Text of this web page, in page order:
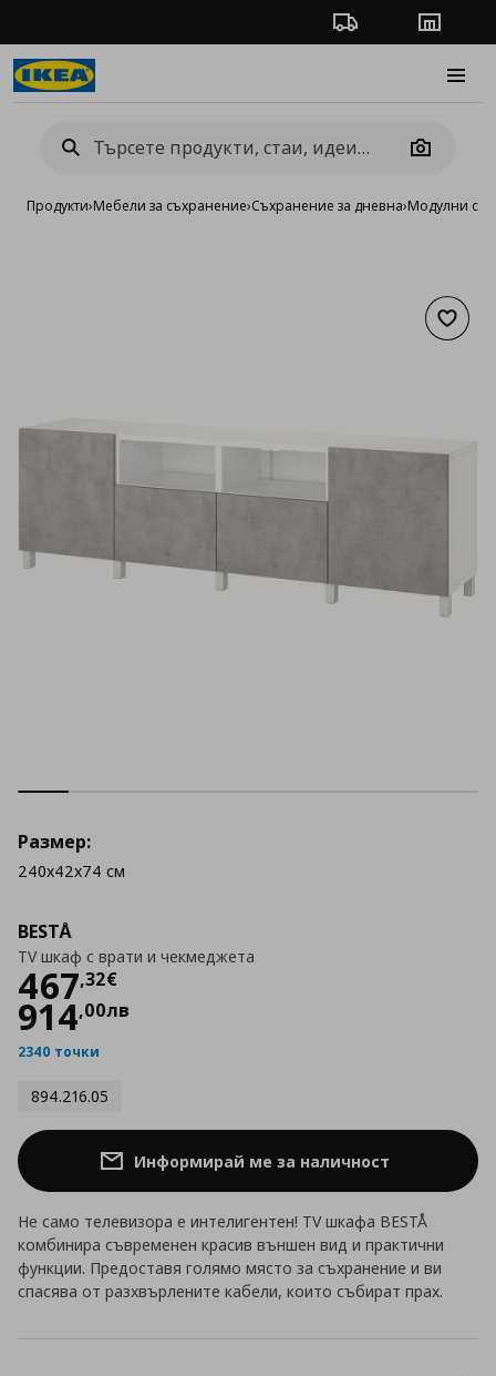
Проследяване на
Camera
Продукти›Мебели за съхранение›Съхранение за дневна›Модулни
BESTÅ
TV шкаф с врати и чекмеджета
467,32€
Цена
914,00лв
2340 точки
894.216.05
Размер:
240x42x74 см
Информирай ме за наличност
Не само телевизора е интелигентен! TV шкафа BESTÅ
комбинира съвременен красив външен вид и практични
функции. Предоставя голямо място за съхранение и ви
спасява от разхвърлените кабели, които събират прах.